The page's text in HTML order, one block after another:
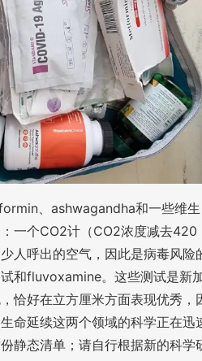
、ashwagandha和一些维生
一个CO2计（CO2浓度减去420
人呼出的空气，因此是病毒风险
和fluvoxamine。这些测试是新
恰好在立方厘米方面表现优秀，
命延续这两个领域的科学正在迅
静态清单；请自行根据新的科学